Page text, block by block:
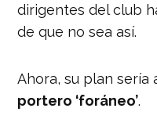
dirigentes del club
de que no sea así.
Ahora, su plan sería
portero ‘foráneo’.